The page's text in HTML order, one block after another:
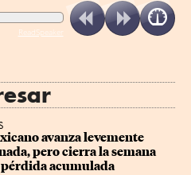
ReadSpeaker
avanza levemente
pero cierra la semana
acumulada